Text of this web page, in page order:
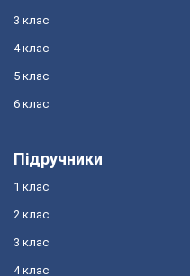
3 клас
4 клас
5 клас
6 клас
Підручники
1 клас
2 клас
3 клас
4 клас